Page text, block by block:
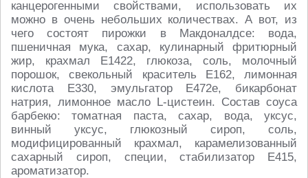
канцерогенными свойствами, использовать их
можно в очень небольших количествах. А вот, из
чего состоят пирожки в Макдоналдсе: вода,
пшеничная мука, сахар, кулинарный фритюрный
жир, крахмал Е1422, глюкоза, соль, молочный
порошок, свекольный краситель Е162, лимонная
кислота Е330, эмульгатор Е472е, бикарбонат
натрия, лимонное масло L-цистеин. Состав соуса
барбекю: томатная паста, сахар, вода, уксус,
винный уксус, глюкозный сироп, соль,
модифицированный крахмал, карамелизованный
сахарный сироп, специи, стабилизатор Е415,
ароматизатор.